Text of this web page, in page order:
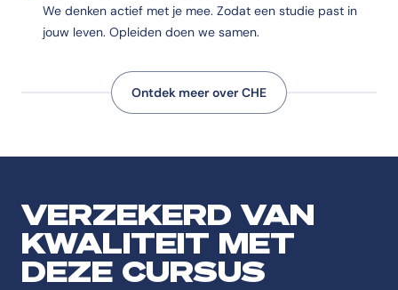
We denken actief met je mee. Zodat een studie past in
jouw leven. Opleiden doen we samen.
Ontdek meer over CHE
VERZEKERD VAN
KWALITEIT MET
DEZE CURSUS